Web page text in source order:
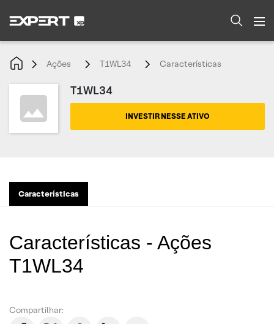
Ações T1WL34 Características
T1WL34
INVESTIR NESSE ATIVO
Características
Características - Ações
T1WL34
Compartilhar: